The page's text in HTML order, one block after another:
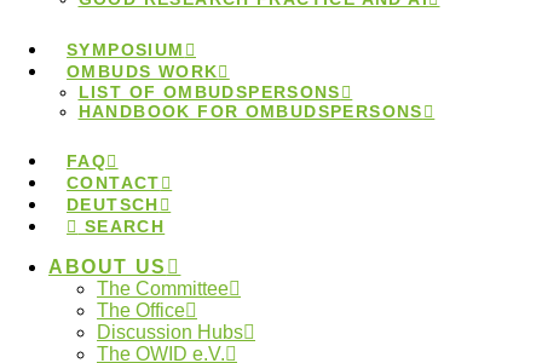
SYMPOSIUM
OMBUDS WORK
LIST OF OMBUDSPERSONS
HANDBOOK FOR OMBUDSPERSONS
FAQ
CONTACT
DEUTSCH
SEARCH
ABOUT US
The Committee
The Office
Discussion Hubs
The OWID e.V.
Diese Woche wurde das BuchWissenschaftliche
Fairness(transcript Verlag)
diskutieren die drei Referent:innen der
zur Stärkung der Kultur wissenschaftlicher Integrität
Dr. Katrin Frisch, Dr. Felix Hagenström und Dr. Nele
anhaltende und neue Herausforderungen
rund um wissenschaftliche Integrität.